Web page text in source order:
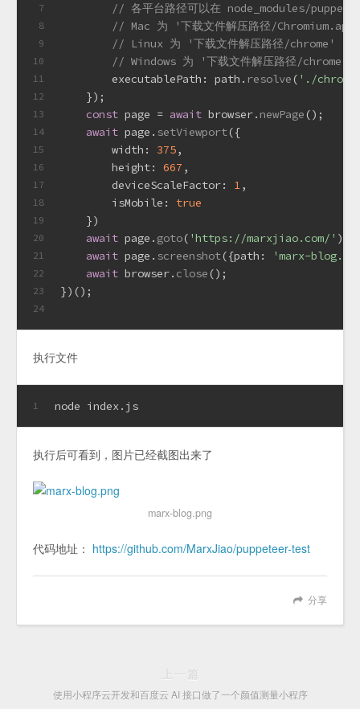
7
8
9
10
11
12
13
14
15
16
17
18
19
20
21
22
23
24
// 各平台路径可以在 node_modules/
// Mac 为 '下载文件解压路径/
// Linux 为 '下载文件解压路径/chrome'
// Windows 为 '下载文件解压路径/
executablePath : path. resolve ( './chrome/
    });
const page = await browser. newPage ();
await page. setViewport({
width : 375,
height: 667 ,
deviceScaleFactor: 1,
isMobile : true
    })
await page. goto( 'https://marxjiao.com/' );
await page. screenshot({path :
'marx-
await browser. close ();
})();
执行文件
1 node index.js
执行后可看到，图片已经截图出来了
marx-blog.png
代码地址： https://github.com/MarxJiao/puppeteer-test
分享
上一篇
使用小程序云开发和百度云 AI 接口做了一个颜值测量小程序